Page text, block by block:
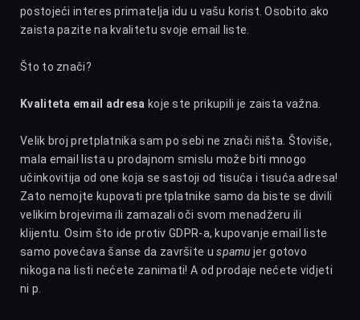
postojeći interes primatelja idu u vašu korist. Osobito ako
zaista pazite na kvalitetu svoje email liste.
Što to znači?
Kvaliteta email adresa koje ste prikupili je zaista važna.
Velik broj pretplatnika sam po sebi ne znači ništa. Štoviše,
mala email lista u prodajnom smislu može biti mnogo
učinkovitija od one koja se sastoji od tisuća i tisuća adresa!
Zato nemojte kupovati pretplatnike samo da biste se divili
velikim brojevima ili zamazali oči svom menadžeru ili
klijentu. Osim što ide protiv GDPR-a, kupovanje email liste
samo povećava šanse da završite uspamu jer gotovo
nikoga na listi nećete zanimati! A od prodaje nećete vidjeti
ni p.